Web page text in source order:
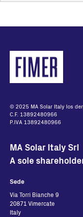
© 2025 MA Solar Italy los
C.F. 13892480966
P.IVA 13892480966
MA Solar Italy Srl
A sole
Sede
Via Torri Bianche 9
20871 Vimercate
Italy